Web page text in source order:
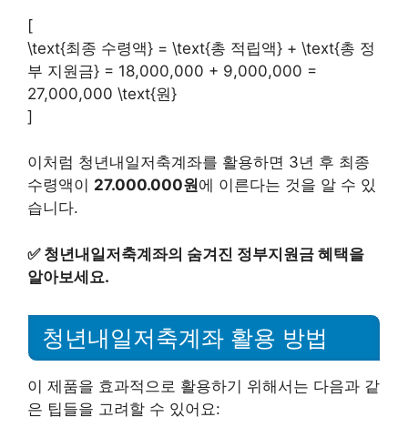
[
\text{최종 수령액} = \text{총 적립액} + \text{총 정
부 지원금} = 18,000,000 + 9,000,000 =
27,000,000 \text{원}
]
이처럼 청년내일저축계좌를 활용하면 3년 후 최종
수령액이 27.000.000원에 이른다는 것을 알 수 있
습니다.
✅ 청년내일저축계좌의 숨겨진 정부지원금 혜택을
알아보세요.
청년내일저축계좌 활용 방법
이 제품을 효과적으로 활용하기 위해서는 다음과 같
은 팁들을 고려할 수 있어요: